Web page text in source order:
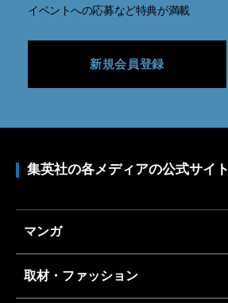
イベントへの応募など特典が満載
新規会員登録
集英社の各メディアの公式サイト
マンガ
取材・ファッション